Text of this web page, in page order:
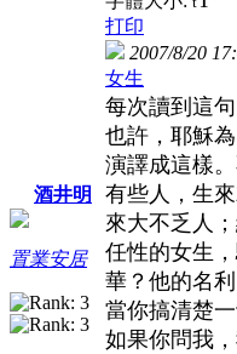
酒井明
置業安居
打印
2007/8/20
女生
每次讀到這
也許，耶穌
演譯成這樣
有些人，生
來大不乏人
任性的女生
華？他的名
當你搞清楚
如果你問我